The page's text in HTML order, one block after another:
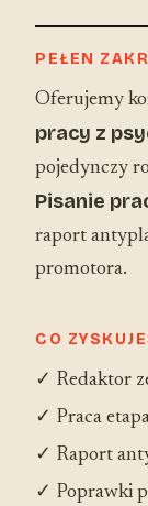
PEŁEN
Oferujemy
pracy z
pojedynczy
Pisanie
raport
promotora.
CO
✓ Redaktor
✓ Praca
✓ Raport
✓ Poprawki